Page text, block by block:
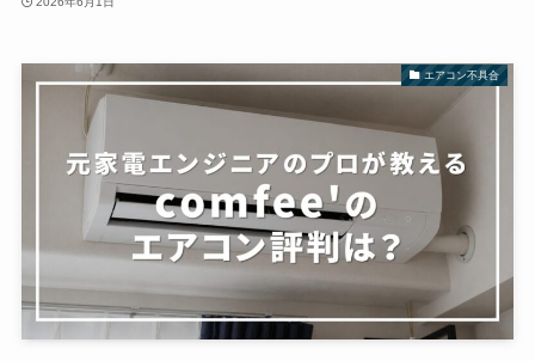
エアコン不具合